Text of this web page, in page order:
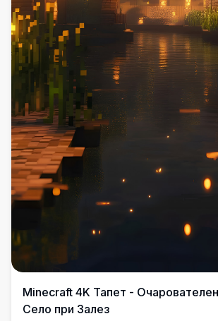
Minecraft 4K Тапет -
Село при Залез